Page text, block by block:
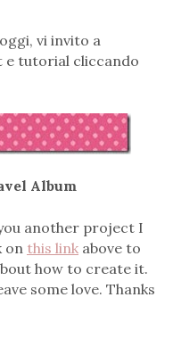
vi invito a
e tutorial cliccando
Album
another project I
on this link above to
how to create it.
some love. Thanks